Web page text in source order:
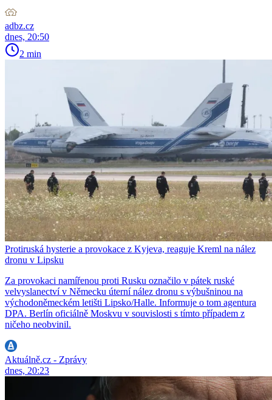
adbz.cz
dnes, 20:50
2 min
Protiruská hysterie a provokace z Kyjeva, reaguje Kreml na nález
dronu v Lipsku
Za provokaci namířenou proti Rusku označilo v pátek ruské
velvyslanectví v Německu úterní nález dronu s výbušninou na
východoněmeckém letišti Lipsko/Halle. Informuje o tom agentura
DPA. Berlín oficiálně Moskvu v souvislosti s tímto případem z
ničeho neobvinil.
Aktuálně.cz - Zprávy
dnes, 20:23